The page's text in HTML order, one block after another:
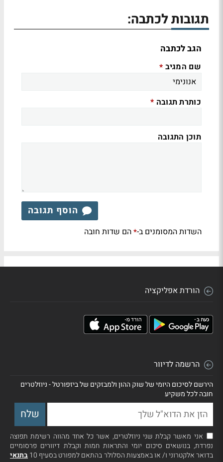
תגובות לכתבה:
הגב לכתבה
שם המגיב *
כותרת תגובה *
תוכן התגובה
הוסף תגובה
השדות המסומנים ב-*הם שדות חובה
הורדת אפליקציה
הרשמה לדיוור
הירשם לסיכום היומי של שוק ההון ולמבזקים של ביזפורטל - ניוזלטרים
חובה לכל משקיע
אני מאשר קבלת שני ניוזלטרים, אשר כל אחד מהווה רשימת תפוצה
נפרדת, בנושאים סיכום יומי והתראות חמות וקבלת דיוורים פרסומיים
בדואר אלקטרוני ו/ או באמצעות הסלולר בהתאם למפורט בסעיף 10
בתנאי